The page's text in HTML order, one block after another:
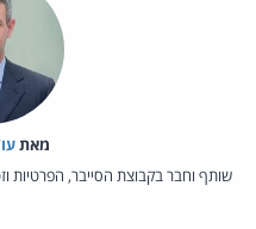
מאת‏
שותף וחבר בקבוצת הסייבר, הפרטיות